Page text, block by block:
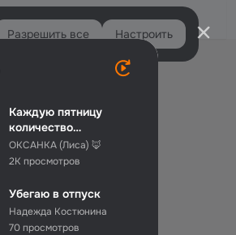
Каждую пятницу
количество
довольных жизнью
людей увеличивает...
ОКСАНКА (Лиса) 🦊
2K просмотров
Убегаю в отпуск
Надежда Костюнина
70 просмотров
Войти
Разрешить все Настроить